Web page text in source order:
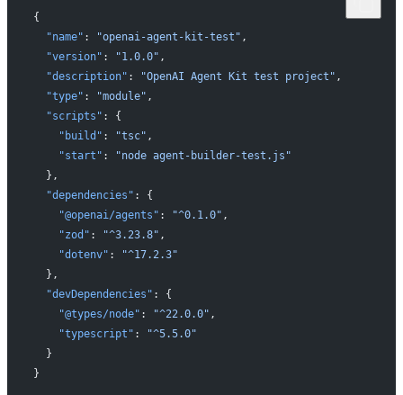
{
  "name"
: "openai-agent-kit-test" ,
  "version"
: "1.0.0" ,
  "description"
: "OpenAI Agent Kit test project" ,
  "type"
: "module" ,
  "scripts"
: {
    "build"
: "tsc" ,
    "start"
:
"node agent-builder-test.js"
  },
  "dependencies"
: {
    "@openai/agents"
: "^0.1.0" ,
    "zod"
: "^3.23.8" ,
    "dotenv"
:
"^17.2.3"
  },
  "devDependencies"
: {
    "@types/node"
: "^22.0.0" ,
    "typescript"
:
"^5.5.0"
  }
}